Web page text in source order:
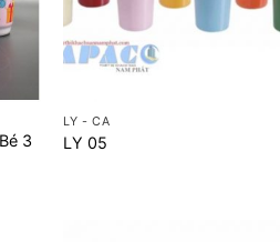
3
LY - CA
LY 05